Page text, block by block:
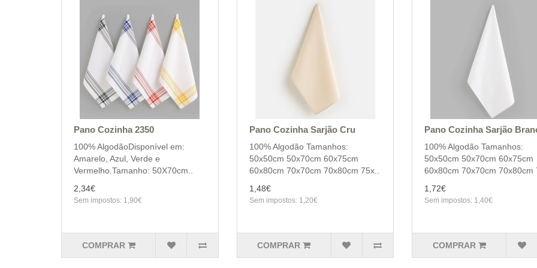
Pano Cozinha 2350
100% AlgodãoDisponível em:
Amarelo, Azul, Verde e
Vermelho.Tamanho: 50X70cm..
2,34€
Sem impostos: 1,90€
COMPRAR
Pano Cozinha Sarjão Cru
100% Algodão Tamanhos:
50x50cm 50x70cm 60x75cm
60x80cm 70x70cm 70x80cm 75x..
1,48€
Sem impostos: 1,20€
COMPRAR
Pano Cozinha Sarjão
100% Algodão Tamanhos:
50x50cm 50x70cm 60x75cm
60x80cm 70x70cm 70x80cm
1,72€
Sem impostos: 1,40€
COMPRAR